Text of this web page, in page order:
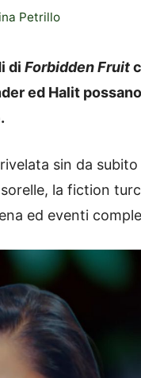
Petrillo
di Forbidden Fruit
ed Halit
sin da
la fiction
ed eventi